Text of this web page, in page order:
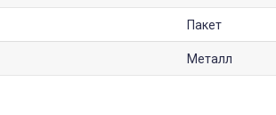
Пакет
Металл